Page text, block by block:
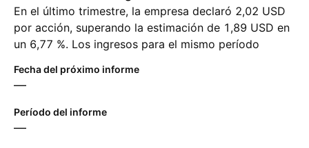
En el último trimestre, la empresa declaró 2,02 USD
por acción, superando la estimación de 1,89 USD en
un 6,77 %. Los ingresos para el mismo período
de ‪109,04 B‬ USD. Para el próximo trimestre, los
y ‪113,44 B‬ USD en ingresos.
Fecha del próximo informe
—
Período del informe
—